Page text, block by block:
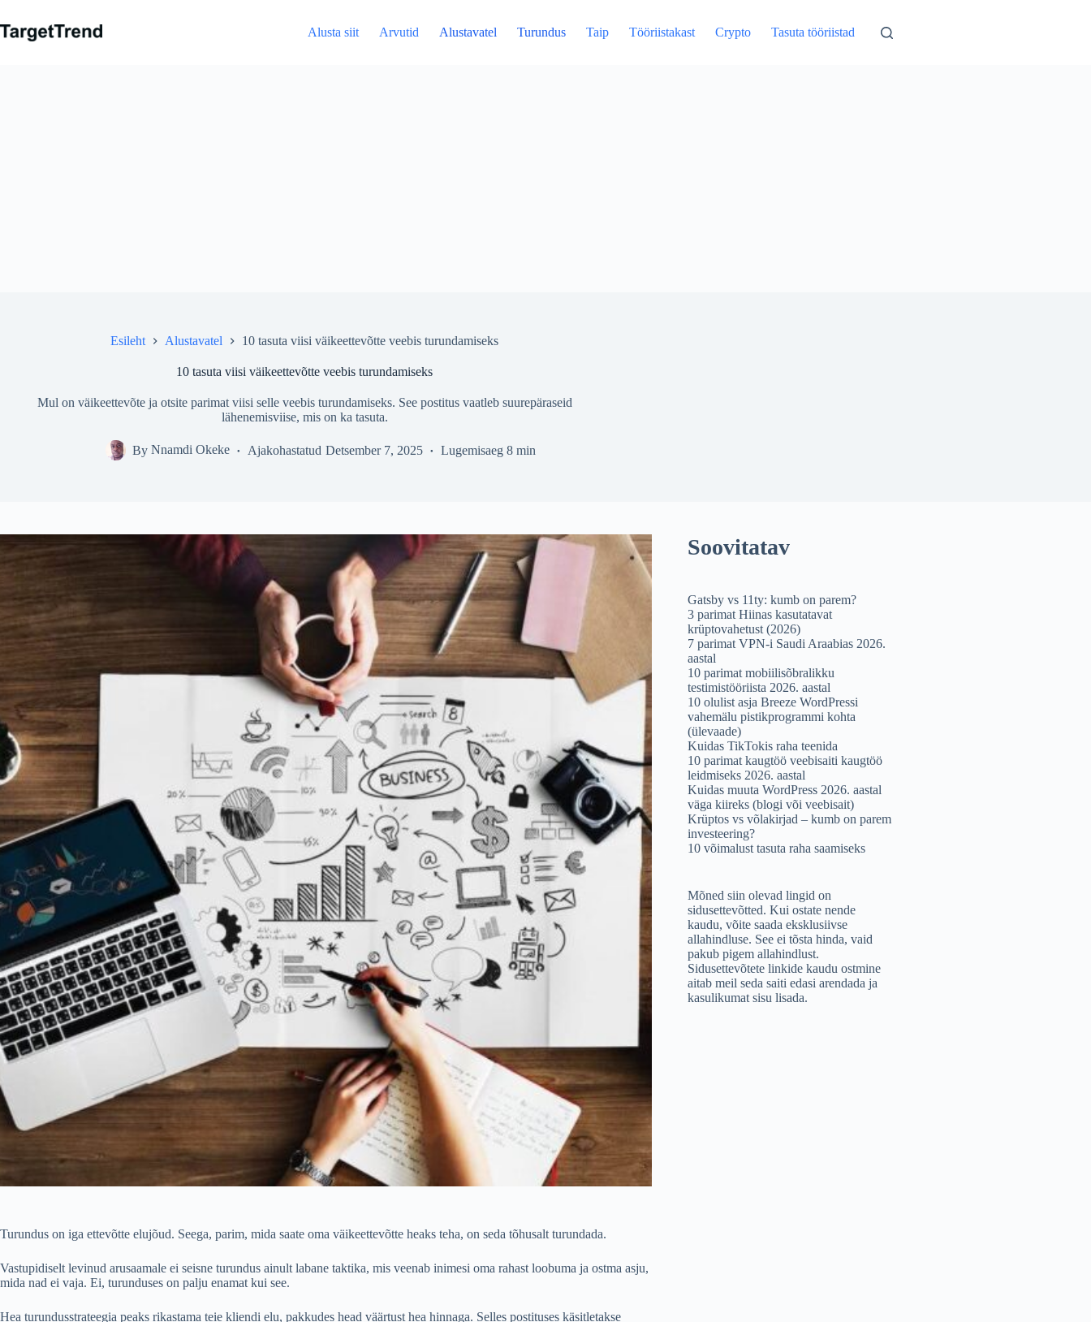
juurde
Alusta siit Arvutid Alustavatel Turundus Taip Tööriistakast Crypto Tasuta tööriistad
Esileht Alustavatel 10 tasuta viisi väikeettevõtte veebis turundamiseks
10 tasuta viisi väikeettevõtte veebis turundamiseks
Mul on väikeettevõte ja otsite parimat viisi selle veebis turundamiseks. See postitus vaatleb suurepäraseid
lähenemisviise, mis on ka tasuta.
By Nnamdi Okeke Ajakohastatud Detsember 7, 2025 Lugemisaeg 8 min
Turundus on iga ettevõtte elujõud. Seega, parim, mida saate oma väikeettevõtte heaks teha, on seda tõhusalt turundada.
Vastupidiselt levinud arusaamale ei seisne turundus ainult labane taktika, mis veenab inimesi oma rahast loobuma ja ostma asju,
mida nad ei vaja. Ei, turunduses on palju enamat kui see.
Hea turundusstrateegia peaks rikastama teie kliendi elu, pakkudes head väärtust hea hinnaga. Selles postituses käsitletakse
Soovitatav
Gatsby vs 11ty: kumb on parem?
3 parimat Hiinas kasutatavat
krüptovahetust (2026)
7 parimat VPN-i Saudi Araabias 2026.
aastal
10 parimat mobiilisõbralikku
testimistööriista 2026. aastal
10 olulist asja Breeze WordPressi
vahemälu pistikprogrammi kohta
(ülevaade)
Kuidas TikTokis raha teenida
10 parimat kaugtöö veebisaiti kaugtöö
leidmiseks 2026. aastal
Kuidas muuta WordPress 2026. aastal
väga kiireks (blogi või veebisait)
Krüptos vs võlakirjad – kumb on parem
investeering?
10 võimalust tasuta raha saamiseks
Mõned siin olevad lingid on
sidusettevõtted. Kui ostate nende
kaudu, võite saada eksklusiivse
allahindluse. See ei tõsta hinda, vaid
pakub pigem allahindlust.
Sidusettevõtete linkide kaudu ostmine
aitab meil seda saiti edasi arendada ja
kasulikumat sisu lisada.